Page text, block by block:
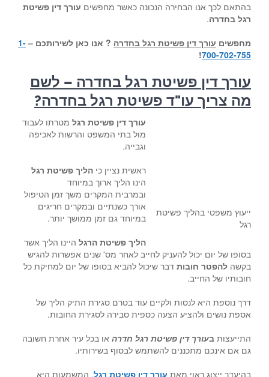
בהתאם לכך אנו הבחירה הנכונה כאשר מחפשים עורך דין פשיטת
רגל בחדרה.
מחפשים עורך דין פשיטת רגל בחדרה ? אנו כאן לשירותכם – 1-
700-702-755
!
עורך דין פשיטת רגל בחדרה – לשם
מה צריך עו"ד פשיטת רגל בחדרה?
ייעוץ משפטי בהליך פשיטת
רגל
עורך דין פשיטת רגל מטרתו לעבוד
מול בתי המשפט והרשות לאכיפה
וגבייה.
ראשית נציין כי הליך פשיטת רגל
הינו הליך ארוך במיוחד
ובמרבית המקרים משך זמן הטיפול
אורך כשנתיים ובמקרים חריגים
במיוחד גם זמן ממושך יותר.
הליך פשיטת הרגל היינו הליך אשר
בסופו של יום יכול להעניק לחייב לאחר מס' שנים אפשרות להגיש
בקשה להפטר חובות דבר שיכול להביא בסופו של יום למחיקת כל
חובותיו של החייב.
דרך נוספת היא לנסות ולקיים עוד בטרם סגירת התיק הליך של
אספת נושים ולהציע הצעה כספית סבירה לסגירת החובות.
התייעצות בעורך דין פשיטת רגל חדרה או בכל עיר אחרת חשובה
גם אם אינכם מתכננים להשתמש לבסוף בשירותיו.
בהיעדר ייצוג ראוי מאת עורך דין פשיטת רגל, המשמעות היא